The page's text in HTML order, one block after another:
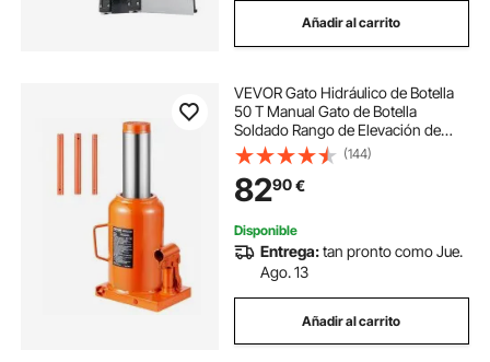
Añadir al carrito
VEVOR Gato Hidráulico de Botella
50 T Manual Gato de Botella
Soldado Rango de Elevación de
280-440 mm Mango Largo de 3
Secciones para Automóviles,
Reparación de Automóviles,
Ingeniería Industrial
(144)
8290€
Disponible
Entrega:tan pronto como Jue.
Ago. 13
Añadir al carrito